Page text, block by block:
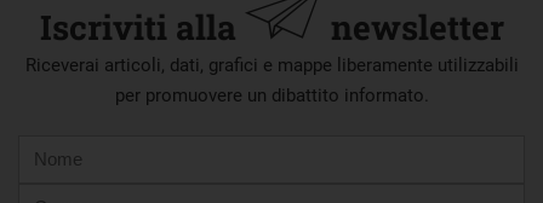
Iscriviti alla newsletter
Riceverai articoli, dati, grafici e mappe liberamente utilizzabili
per promuovere un dibattito informato.
mail